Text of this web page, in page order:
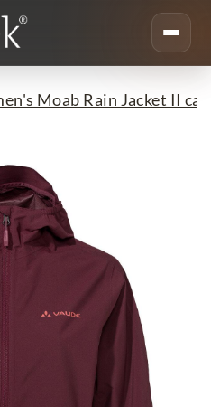
Moab Rain Jacket II